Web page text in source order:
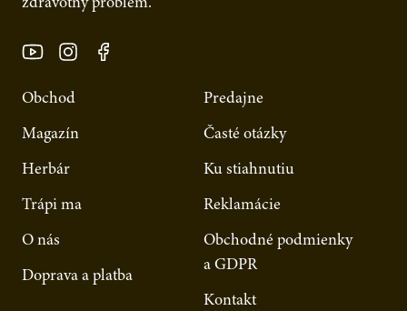
zdravotný problém.
Obchod
Magazín
Herbár
Trápi ma
O nás
Doprava a platba
Predajne
Časté otázky
Ku stiahnutiu
Reklamácie
Obchodné podmienky
a GDPR
Kontakt